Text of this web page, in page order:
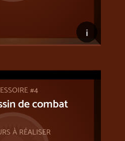
i
#4
de combat
À RÉALISER